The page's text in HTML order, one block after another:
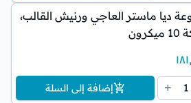
ديا ماستر العاجي ورنيش القالب،
1
+ إضافة إلى السلة